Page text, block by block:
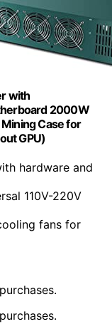
with
2000W
Mining Case for
GPU)
hardware and
110V-220V
fans for